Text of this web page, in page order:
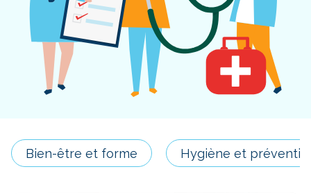
Bien-être et forme Hygiène et